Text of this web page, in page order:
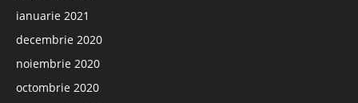
ianuarie 2021
decembrie 2020
noiembrie 2020
octombrie 2020